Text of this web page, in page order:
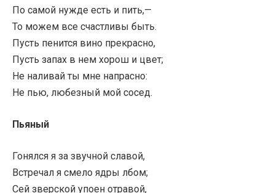
По самой нужде есть и пить,—
То можем все счастливы быть.
Пусть пенится вино прекрасно,
Пусть запах в нем хорош и цвет;
Не наливай ты мне напрасно:
Не пью, любезный мой сосед.
Пьяный
Гонялся я за звучной славой,
Встречал я смело ядры лбом;
Сей зверской упоен отравой,